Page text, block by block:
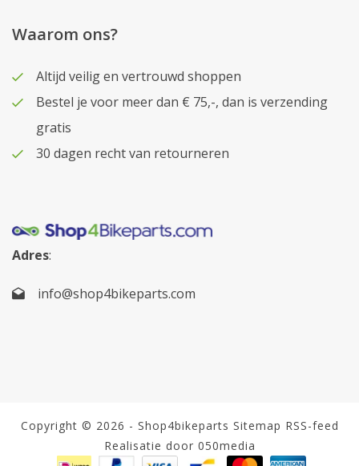
Waarom ons?
Altijd veilig en vertrouwd shoppen
Bestel je voor meer dan € 75,-, dan is verzending
gratis
30 dagen recht van retourneren
Adres:
info@shop4bikeparts.com
Copyright © 2026 - Shop4bikeparts Sitemap RSS-feed
Realisatie door 050media